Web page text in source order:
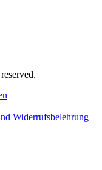
Widerrufsbelehrung